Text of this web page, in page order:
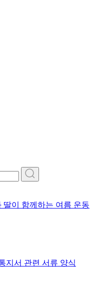
딸이 함께하는 여름 운동
지서 관련 서류 양식